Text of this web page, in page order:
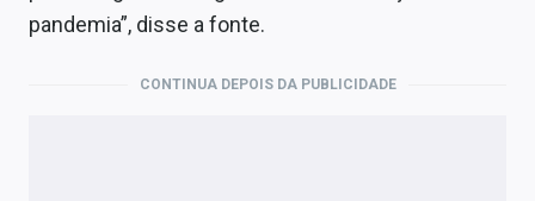
pandemia”, disse a fonte.
CONTINUA DEPOIS DA PUBLICIDADE